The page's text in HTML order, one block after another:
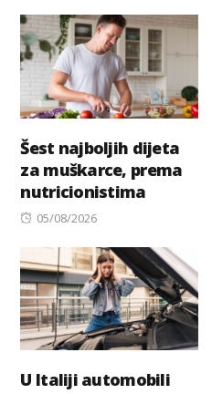
Šest najboljih dijeta
za muškarce, prema
nutricionistima
Posted
05/08/2026
U Italiji automobili